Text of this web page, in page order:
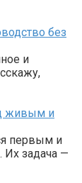
без
и
живым и
первым и
задача —